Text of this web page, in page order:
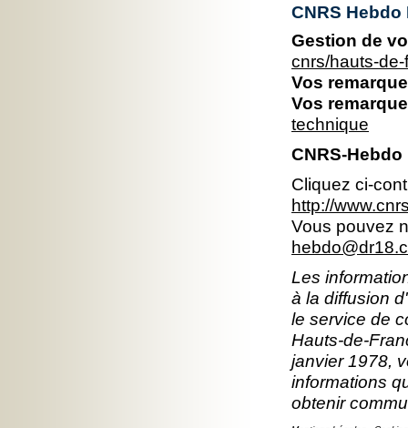
CNRS
Gestion de
cnrs/hauts-
Vos
Vos
technique
CNRS-
Cliquez ci-
http://
Vous pouvez
Les
à la diffusion
le service de
Hauts-de-
janvier 1978,
informations
obtenir